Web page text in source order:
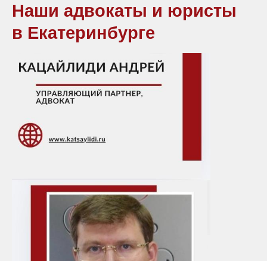
Наши адвокаты и юристы
в Екатеринбурге